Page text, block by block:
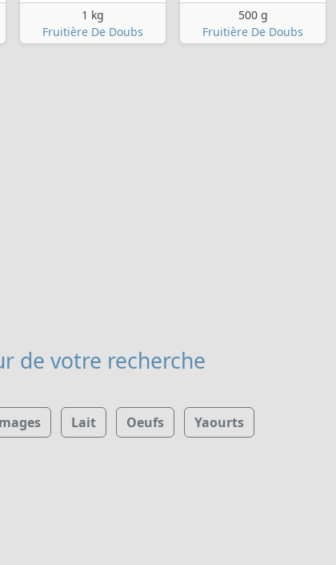
1 kg
Fruitière De Doubs
500 g
Fruitière De Doubs
de votre recherche
Lait Oeufs Yaourts